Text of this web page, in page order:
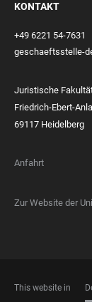
KONTAKT
+49 6221 54-7631
geschaeftsstelle-
Juristische
Friedrich-Ebert-
69117 Heidelberg
Anfahrt
Zur Website der
This website in